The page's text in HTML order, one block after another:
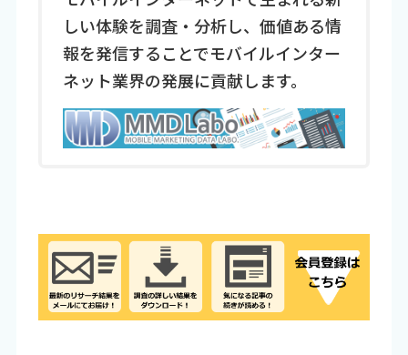
しい体験を調査・分析し、価値ある情
報を発信することでモバイルインター
ネット業界の発展に貢献します。